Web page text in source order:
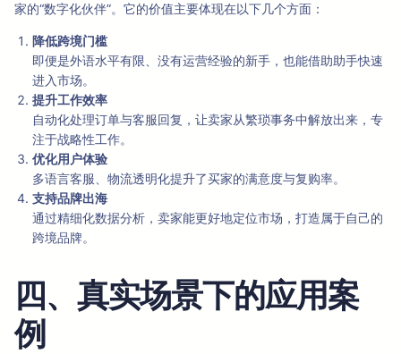
家的“数字化伙伴”。它的价值主要体现在以下几个方面：
降低跨境门槛
即便是外语水平有限、没有运营经验的新手，也能借助助手快速
进入市场。
提升工作效率
自动化处理订单与客服回复，让卖家从繁琐事务中解放出来，专
注于战略性工作。
优化用户体验
多语言客服、物流透明化提升了买家的满意度与复购率。
支持品牌出海
通过精细化数据分析，卖家能更好地定位市场，打造属于自己的
跨境品牌。
四、真实场景下的应用案
例